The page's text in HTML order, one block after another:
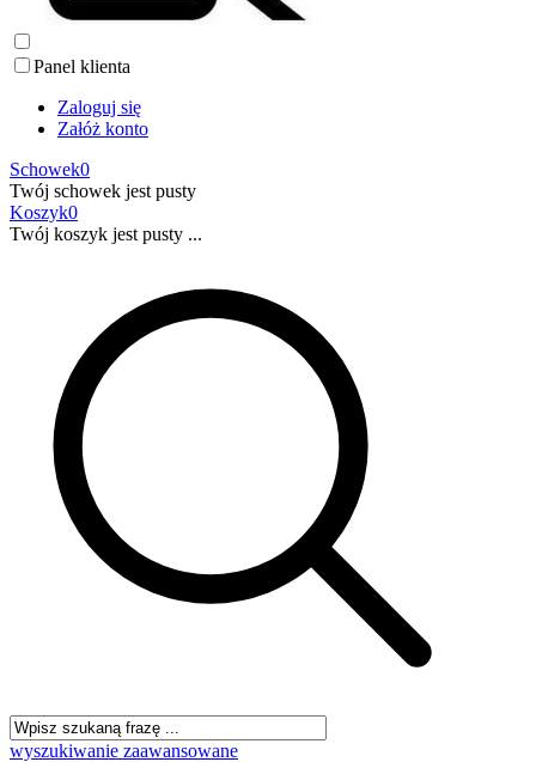
Panel klienta
Zaloguj się
Załóż konto
Schowek0
Twój schowek jest pusty
Koszyk0
Twój koszyk jest pusty ...
wyszukiwanie zaawansowane